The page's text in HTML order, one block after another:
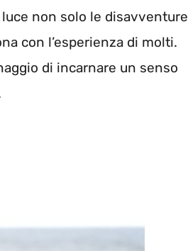
non solo le disavventure
con l’esperienza di molti.
di incarnare un senso